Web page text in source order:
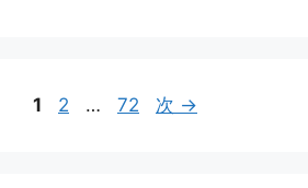
ペ
1
ペ
2 …
ペ
72 次 →